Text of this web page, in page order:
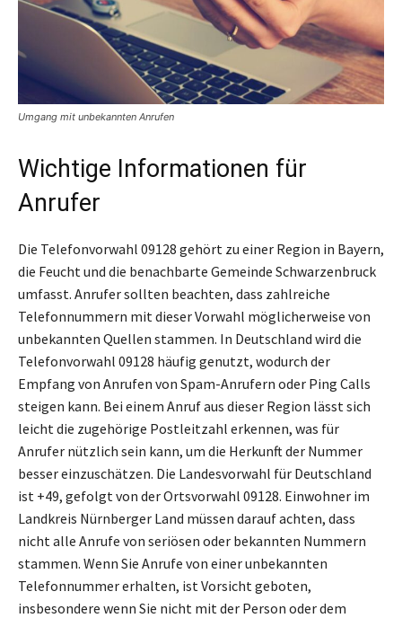
Umgang mit unbekannten Anrufen
Wichtige Informationen für
Anrufer
Die Telefonvorwahl 09128 gehört zu einer Region in Bayern,
die Feucht und die benachbarte Gemeinde Schwarzenbruck
umfasst. Anrufer sollten beachten, dass zahlreiche
Telefonnummern mit dieser Vorwahl möglicherweise von
unbekannten Quellen stammen. In Deutschland wird die
Telefonvorwahl 09128 häufig genutzt, wodurch der
Empfang von Anrufen von Spam-Anrufern oder Ping Calls
steigen kann. Bei einem Anruf aus dieser Region lässt sich
leicht die zugehörige Postleitzahl erkennen, was für
Anrufer nützlich sein kann, um die Herkunft der Nummer
besser einzuschätzen. Die Landesvorwahl für Deutschland
ist +49, gefolgt von der Ortsvorwahl 09128. Einwohner im
Landkreis Nürnberger Land müssen darauf achten, dass
nicht alle Anrufe von seriösen oder bekannten Nummern
stammen. Wenn Sie Anrufe von einer unbekannten
Telefonnummer erhalten, ist Vorsicht geboten,
insbesondere wenn Sie nicht mit der Person oder dem